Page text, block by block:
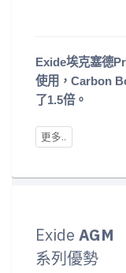
Exide埃克塞德
使用，Carbon
了1.5倍。
Exide AGM
系列優勢